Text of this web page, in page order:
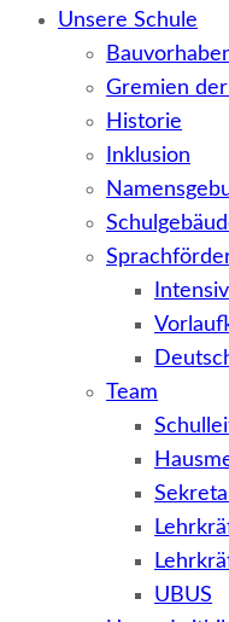
Unsere Schule
Gremien
Historie
Inklusion
Team
UBUS